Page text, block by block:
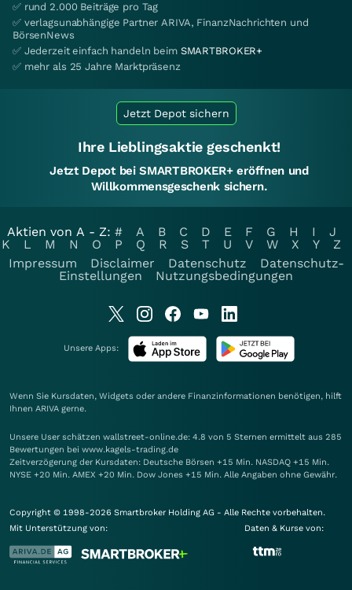
✅ rund 2.000 Beiträge pro Tag
✅ verlagsunabhängige Partner ARIVA, FinanzNachrichten und
BörsenNews
✅ Jederzeit einfach handeln beim SMARTBROKER+
✅ mehr als 25 Jahre Marktpräsenz
Jetzt Depot sichern
Ihre Lieblingsaktie geschenkt!
Jetzt Depot bei SMARTBROKER+ eröffnen und
Willkommensgeschenk sichern.
Aktien von A - Z: # A B C D E F G H I
J
K
L M N O P Q R S T U V W X Y
Z
Impressum
Disclaimer Datenschutz
Datenschutz-
Einstellungen
Nutzungsbedingungen
Unsere Apps:
Wenn Sie Kursdaten, Widgets oder andere Finanzinformationen benötigen, hilft
Ihnen ARIVA gerne.
Unsere User schätzen wallstreet-online.de: 4.8 von 5 Sternen ermittelt aus 285
Bewertungen bei www.kagels-trading.de
Zeitverzögerung der Kursdaten: Deutsche Börsen +15 Min. NASDAQ +15 Min.
NYSE +20 Min. AMEX +20 Min. Dow Jones +15 Min. Alle Angaben ohne Gewähr.
Copyright © 1998-2026 Smartbroker Holding AG - Alle Rechte vorbehalten.
Mit Unterstützung von:
Daten & Kurse von: